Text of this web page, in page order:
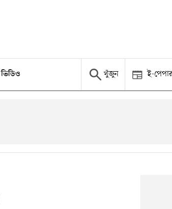
ভিডিও খুঁজুন ই-